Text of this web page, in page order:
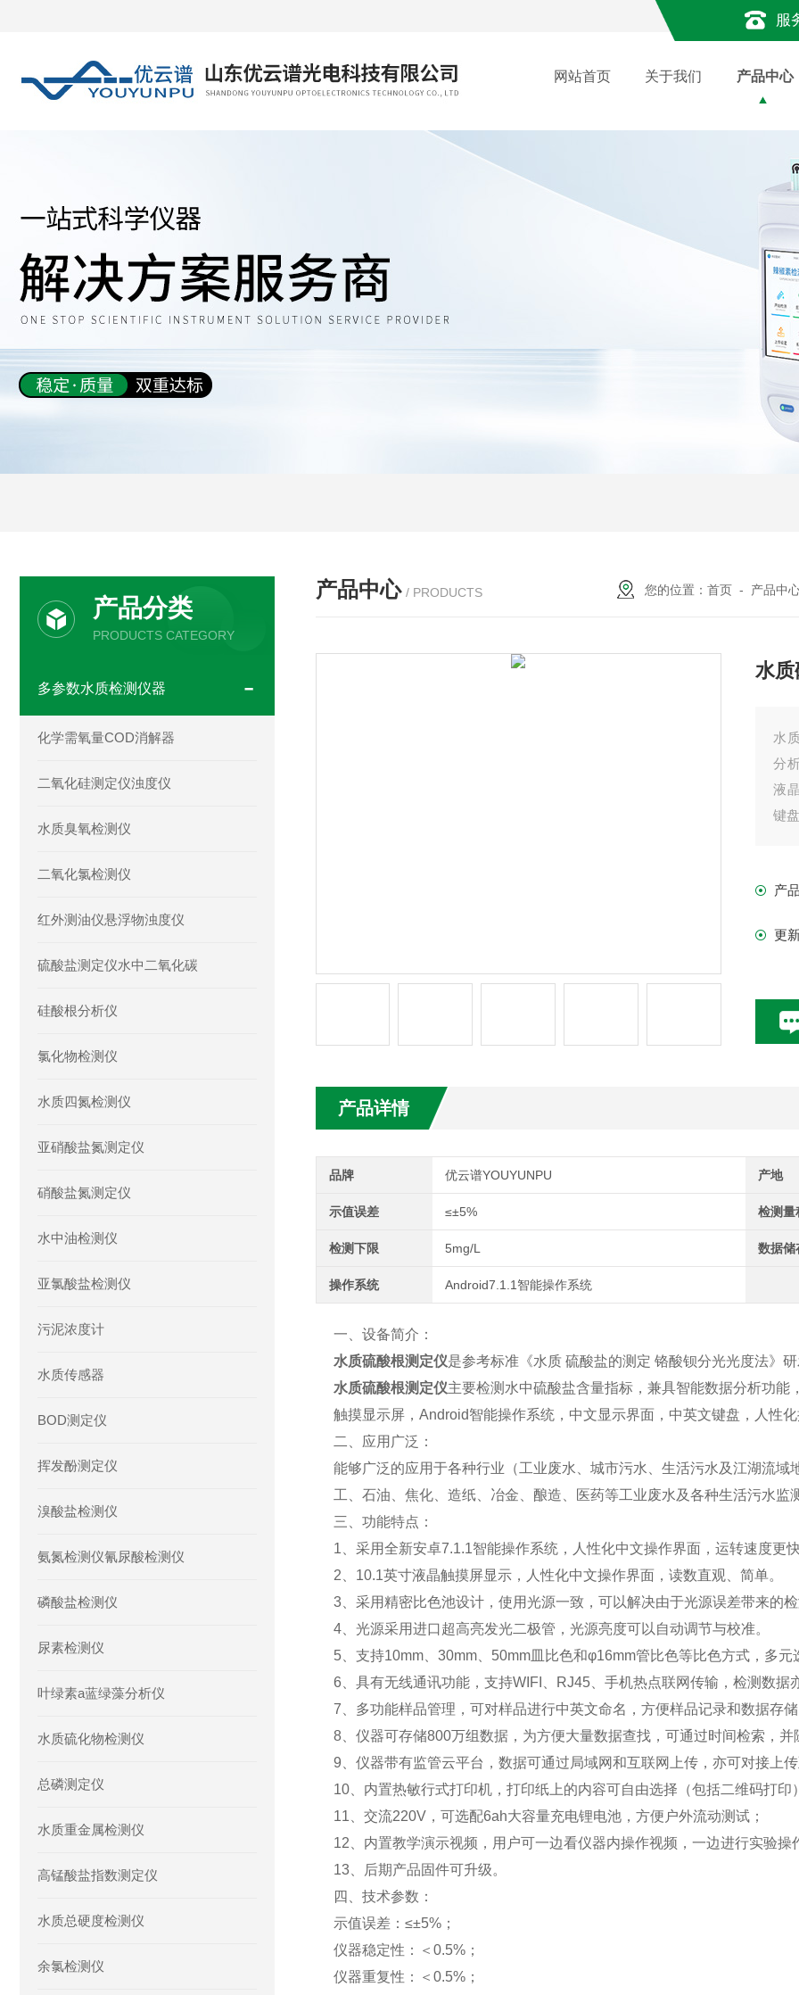
服
网站首页 关于我们 产品中心
产品中心 / PRODUCTS 您的位置：首页 - 产品中
水
水
分
液
键
产
更
产品详情
品牌 优云谱YOUYUNPU 产地
示值误差 ≤±5% 检测量
检测下限 5mg/L 数据储
操作系统 Android7.1.1智能操作系统
一、设备简介：
水质硫酸根测定仪是参考标准《水质 硫酸盐的测定 铬酸钡分光光度法》
水质硫酸根测定仪主要检测水中硫酸盐含量指标，兼具智能数据分析功
触摸显示屏，Android智能操作系统，中文显示界面，中英文键盘，人性化
二、应用广泛：
能够广泛的应用于各种行业（工业废水、城市污水、生活污水及江湖流
工、石油、焦化、造纸、冶金、酿造、医药等工业废水及各种生活污水监
三、功能特点：
1、采用全新安卓7.1.1智能操作系统，人性化中文操作界面，运转速度更
2、10.1英寸液晶触摸屏显示，人性化中文操作界面，读数直观、简单。
3、采用精密比色池设计，使用光源一致，可以解决由于光源误差带来的
4、光源采用进口超高亮发光二极管，光源亮度可以自动调节与校准。
5、支持10mm、30mm、50mm皿比色和φ16mm管比色等比色方式，多元
6、具有无线通讯功能，支持WIFI、RJ45、手机热点联网传输，检测数据
7、多功能样品管理，可对样品进行中英文命名，方便样品记录和数据存储
8、仪器可存储800万组数据，为方便大量数据查找，可通过时间检索，并
9、仪器带有监管云平台，数据可通过局域网和互联网上传，亦可对接上传
10、内置热敏行式打印机，打印纸上的内容可自由选择（包括二维码打印
11、交流220V，可选配6ah大容量充电锂电池，方便户外流动测试；
12、内置教学演示视频，用户可一边看仪器内操作视频，一边进行实验操
13、后期产品固件可升级。
四、技术参数：
示值误差：≤±5%；
仪器稳定性：＜0.5%；
仪器重复性：＜0.5%；
产品分类
PRODUCTS CATEGORY
多参数水质检测仪器
化学需氧量COD消解器
二氧化硅测定仪浊度仪
水质臭氧检测仪
二氧化氯检测仪
红外测油仪悬浮物浊度仪
硫酸盐测定仪水中二氧化碳
硅酸根分析仪
氯化物检测仪
水质四氮检测仪
亚硝酸盐氮测定仪
硝酸盐氮测定仪
水中油检测仪
亚氯酸盐检测仪
污泥浓度计
水质传感器
BOD测定仪
挥发酚测定仪
溴酸盐检测仪
氨氮检测仪氰尿酸检测仪
磷酸盐检测仪
尿素检测仪
叶绿素a蓝绿藻分析仪
水质硫化物检测仪
总磷测定仪
水质重金属检测仪
高锰酸盐指数测定仪
水质总硬度检测仪
余氯检测仪